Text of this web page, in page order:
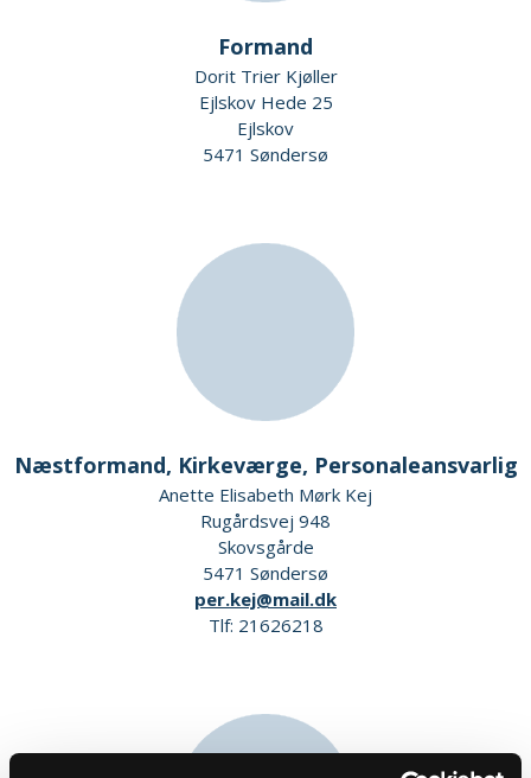
Formand
Dorit Trier Kjøller
Ejlskov Hede 25
Ejlskov
5471 Søndersø
Næstformand, Kirkeværge, Personaleansvarlig
Anette Elisabeth Mørk Kej
Rugårdsvej 948
Skovsgårde
5471 Søndersø
per.kej@mail.dk
Tlf: 21626218